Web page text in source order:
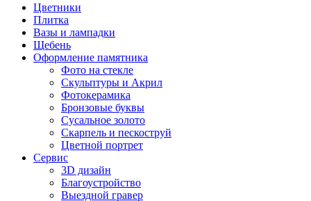
Цветники
Плитка
Вазы и лампадки
Щебень
Оформление памятника
Фото на стекле
Скульптуры и Акрил
Фотокерамика
Бронзовые буквы
Сусальное золото
Скарпель и пескоструй
Цветной портрет
Сервис
3D дизайн
Благоустройство
Выездной гравер